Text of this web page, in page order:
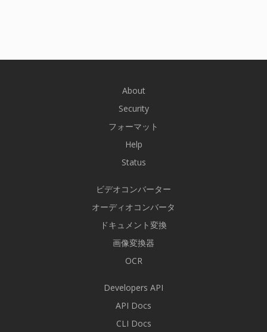
About
Security
フォーマット
Help
Status
ビデオコンバーター
オーディオコンバータ
ドキュメント変換
画像変換器
OCR
Developers API
API Docs
CLI Docs